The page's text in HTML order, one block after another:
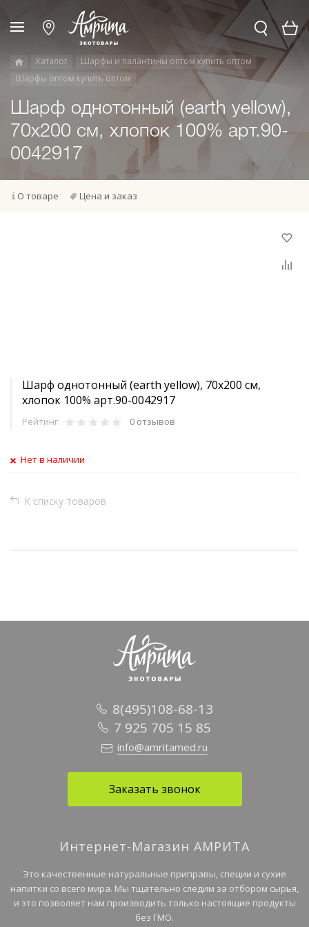
Каталог
Шарфы и палантины оптом купить оптом
Шарфы оптом купить оптом
Шарф однотонный (earth yellow),
70х200 см, хлопок 100% арт.90-
0042917
О товаре Цена и заказ
Шарф однотонный (earth yellow), 70х200 см,
хлопок 100% арт.90-0042917
Рейтинг: 0 отзывов
Нет в наличии
К списку товаров
8(495)108-68-13
7 925 705 15 85
info@amritamed.ru
Заказать звонок
Интернет-Магазин АМРИТА
Это качественные натуральные приправы, специи и сухие
напитки со всего мира. Мы тщательно следим за отбором сырья,
и это позволяет нам производить только настоящие продукты
без ГМО.